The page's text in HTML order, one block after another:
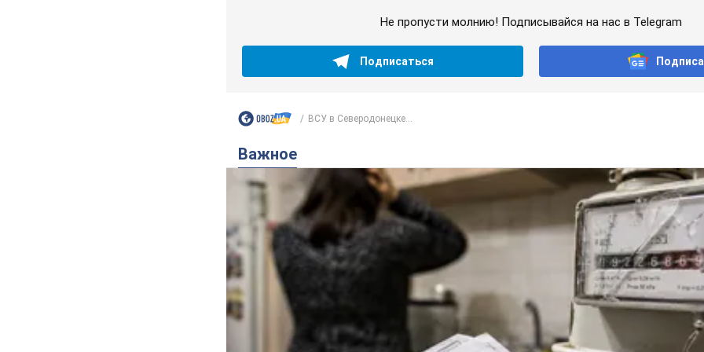
Не пропусти молнию! Подписывайся на нас в Telegram
Подписаться
ВСУ в Северодонецке...
Важное